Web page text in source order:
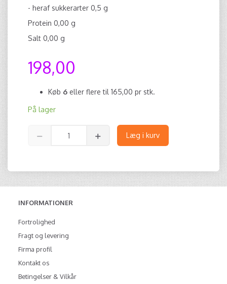
- heraf sukkerarter 0,5 g
Protein 0,00 g
Salt 0,00 g
198,00
Køb 6 eller flere til 165,00 pr stk.
På lager
Læg i kurv
INFORMATIONER
Fortrolighed
Fragt og levering
Firma profil
Kontakt os
Betingelser & Vilkår